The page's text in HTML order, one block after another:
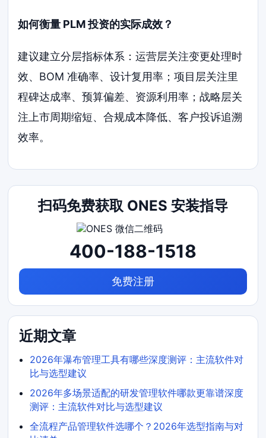
如何衡量 PLM 投资的实际成效？
建议建立分层指标体系：运营层关注变更处理时
效、BOM 准确率、设计复用率；项目层关注里
程碑达成率、预算偏差、资源利用率；战略层关
注上市周期缩短、合规成本降低、客户投诉追溯
效率。
扫码免费获取 ONES 安装指导
400-188-1518
免费注册
近期文章
2026年瀑布管理工具有哪些深度测评：主流软件对
比与选型建议
2026年多场景适配的研发管理软件哪款更靠谱深度
测评：主流软件对比与选型建议
全流程产品管理软件选哪个？2026年选型指南与对